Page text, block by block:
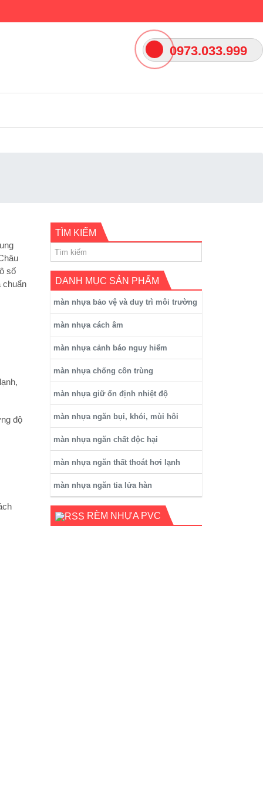
số
chuẩn
độ
TÌM KIẾM
DANH MỤC SẢN PHẨM
màn nhựa bảo vệ và duy trì môi trường
màn nhựa cách âm
màn nhựa cảnh báo nguy hiểm
màn nhựa chống côn trùng
màn nhựa giữ ổn định nhiệt độ
màn nhựa ngăn bụi, khói, mùi hôi
màn nhựa ngăn chất độc hại
màn nhựa ngăn thất thoát hơi lạnh
màn nhựa ngăn tia lửa hàn
RÈM NHỰA PVC
0973.033.999